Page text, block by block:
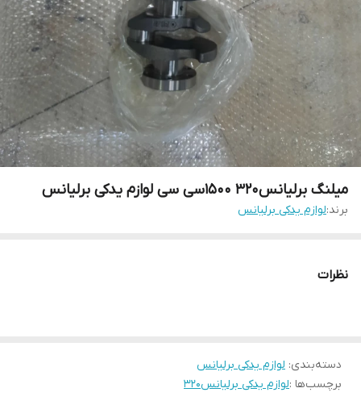
میلنگ برلیانس۳۲۰ ۱۵۰۰سی سی لوازم یدکی برلیانس
برند:لوازم یدکی برلیانس
نظرات
دسته‌بندی: لوازم یدکی برلیانس
برچسب‌ها :لوازم یدکی برلیانس۳۲۰